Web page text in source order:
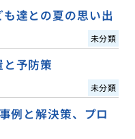
達との夏の思い出
未分類
予防策
未分類
例と解決策、プロ